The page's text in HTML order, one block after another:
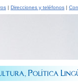
| Direcciones y teléfonos |